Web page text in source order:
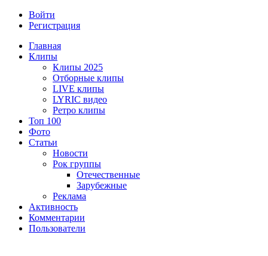
Войти
Регистрация
Главная
Клипы
Клипы 2025
Отборные клипы
LIVE клипы
LYRIC видео
Ретро клипы
Топ 100
Фото
Статьи
Новости
Рок группы
Отечественные
Зарубежные
Реклама
Активность
Комментарии
Пользователи